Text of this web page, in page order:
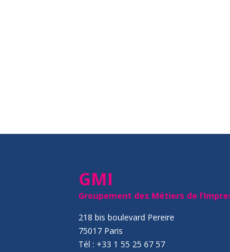
GMI
Groupement des Métiers de
218 bis boulevard Pereire
75017 Paris
Tél : +33 1 55 25 67 57